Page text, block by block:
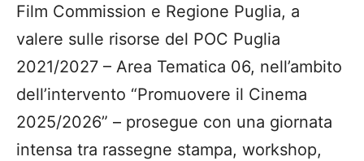
Film Commission e Regione Puglia, a
valere sulle risorse del POC Puglia
2021/2027 – Area Tematica 06, nell’ambito
dell’intervento “Promuovere il Cinema
2025/2026” – prosegue con una giornata
intensa tra rassegne stampa, workshop,